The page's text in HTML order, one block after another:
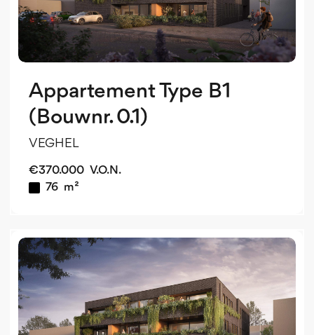
Appartement Type B1
(Bouwnr. 0.1)
VEGHEL
€370.000 V.O.N.
76 m²